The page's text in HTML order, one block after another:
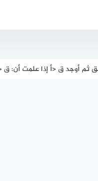
إذا علمت أن: ق <ص =81، وق <ع =145، ق